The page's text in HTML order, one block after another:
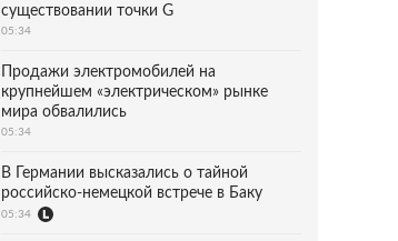
существовании точки G
05:34
Продажи электромобилей на
крупнейшем «электрическом» рынке
мира обвалились
05:34
В Германии высказались о тайной
российско-немецкой встрече в Баку
05:34